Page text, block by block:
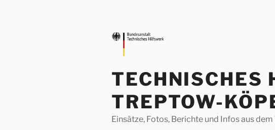
TECHNISCHES
TREPTOW-
Einsätze, Fotos, Berichte und Infos aus